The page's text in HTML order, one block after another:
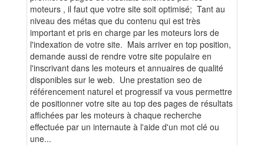
moteurs , il faut que votre site soit optimisé; Tant au
niveau des métas que du contenu qui est très
important et pris en charge par les moteurs lors de
l'indexation de votre site. Mais arriver en top position,
demande aussi de rendre votre site populaire en
l'inscrivant dans les moteurs et annuaires de qualité
disponibles sur le web. Une prestation seo de
référencement naturel et progressif va vous permettre
de positionner votre site au top des pages de résultats
affichées par les moteurs à chaque recherche
effectuée par un internaute à l'aide d'un mot clé ou
une...